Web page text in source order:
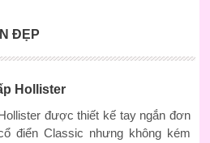
Hollister
được thiết kế tay ngắn đơn
điển Classic nhưng không kém
ĐẸP